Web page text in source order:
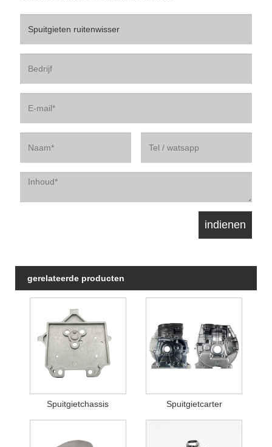
gerelateerde producten
Spuitgietchassis Spuitgietcarter